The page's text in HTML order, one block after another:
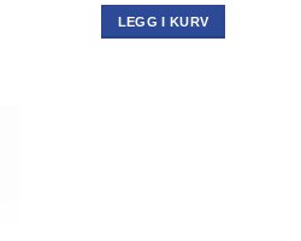
LEGG I KURV